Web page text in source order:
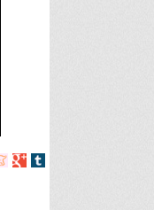
Compartir
Compartir
Compartir